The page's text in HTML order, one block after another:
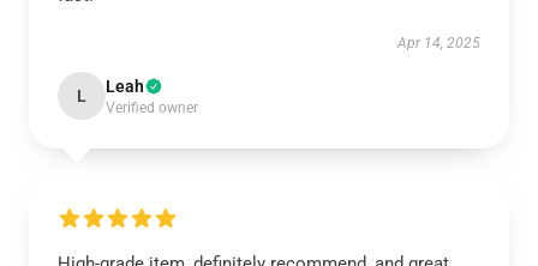
Apr 14, 2025
L Leah
Verified owner